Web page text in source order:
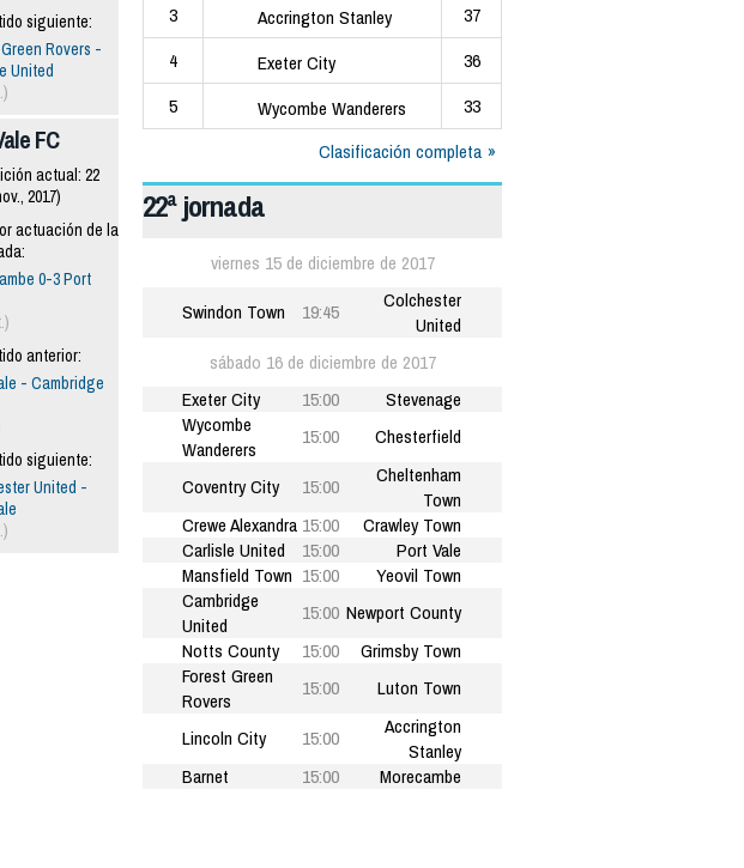
siguiente:
Rovers -
United
FC
actual: 22
2017)
actuación de la
0-3 Port
anterior:
- Cambridge
siguiente:
United -
3
Accrington Stanley
37
4
Exeter City
36
5
Wycombe Wanderers
33
Clasificación completa
22ª jornada
viernes 15 de diciembre de 2017
Swindon Town
19:45
Colchester
United
sábado 16 de diciembre de 2017
Exeter City
15:00
Stevenage
Wycombe
Wanderers
15:00
Chesterfield
Coventry City
15:00
Cheltenham
Town
Crewe Alexandra 15:00
Crawley Town
Carlisle United
15:00
Port Vale
Mansfield Town 15:00
Yeovil Town
Cambridge
United
15:00 Newport County
Notts County
15:00
Grimsby Town
Forest Green
Rovers
15:00
Luton Town
Lincoln City
15:00
Accrington
Stanley
Barnet
15:00 Morecambe